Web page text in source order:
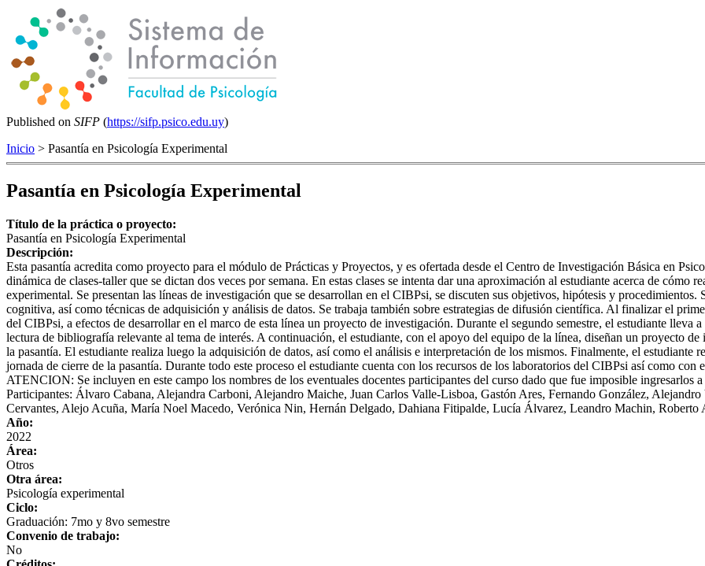
Published on SIFP (https://sifp.psico.edu.uy)
Inicio > Pasantía en Psicología Experimental
Pasantía en Psicología Experimental
Título de la práctica o proyecto:
Pasantía en Psicología Experimental
Descripción:
Esta pasantía acredita como proyecto para el módulo de Prácticas y Proyectos, y es ofertada desde el Centro de Investigación Básica en
dinámica de clases-taller que se dictan dos veces por semana. En estas clases se intenta dar una aproximación al estudiante acerca de
experimental. Se presentan las líneas de investigación que se desarrollan en el CIBPsi, se discuten sus objetivos, hipótesis y
cognitiva, así como técnicas de adquisición y análisis de datos. Se trabaja también sobre estrategias de difusión científica. Al finalizar el
del CIBPsi, a efectos de desarrollar en el marco de esta línea un proyecto de investigación. Durante el segundo semestre, el estudiante lleva
lectura de bibliografía relevante al tema de interés. A continuación, el estudiante, con el apoyo del equipo de la línea, diseñan un proyecto
la pasantía. El estudiante realiza luego la adquisición de datos, así como el análisis e interpretación de los mismos. Finalmente, el estudiante
jornada de cierre de la pasantía. Durante todo este proceso el estudiante cuenta con los recursos de los laboratorios del CIBPsi así como
ATENCION: Se incluyen en este campo los nombres de los eventuales docentes participantes del curso dado que fue imposible ingresarlos
Participantes: Álvaro Cabana, Alejandra Carboni, Alejandro Maiche, Juan Carlos Valle-Lisboa, Gastón Ares, Fernando González,
Cervantes, Alejo Acuña, María Noel Macedo, Verónica Nin, Hernán Delgado, Dahiana Fitipalde, Lucía Álvarez, Leandro Machin,
Año:
2022
Área:
Otros
Otra área:
Psicología experimental
Ciclo:
Graduación: 7mo y 8vo semestre
Convenio de trabajo:
No